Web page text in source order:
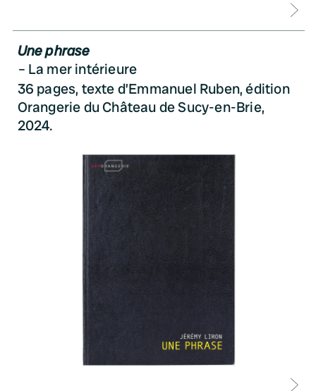
Une phrase
La mer intérieure
36 pages, texte d’Emmanuel Ruben, édition
Orangerie du Château de Sucy-en-Brie,
2024.